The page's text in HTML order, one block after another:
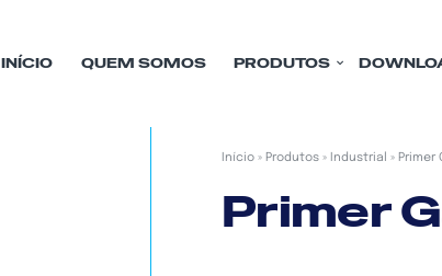
INÍCIO QUEM SOMOS PRODUTOS
Início » Produtos » Industrial » Primer
Primer